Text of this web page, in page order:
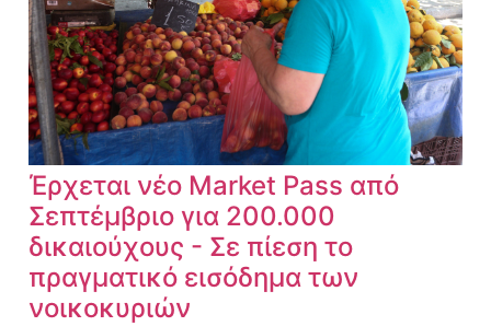
Έρχεται νέο Market Pass από
Σεπτέμβριο για 200.000
δικαιούχους - Σε πίεση το
πραγματικό εισόδημα των
νοικοκυριών